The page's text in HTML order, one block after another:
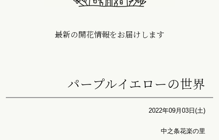
最新の開花情報をお届けします
パープルイエローの世界
2022年09月03日(土)
中之条花楽の里